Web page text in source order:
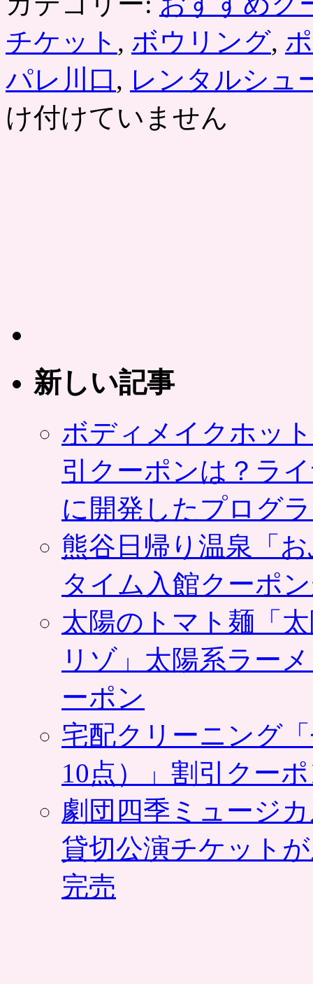
チケット , ボウリング,
パレ川口, レンタルシュ
け付けていません
新しい記事
ボディメイクホッ
引クーポンは？ラ
に開発したプログ
熊谷日帰り温泉「
タイム入館クーポ
太陽のトマト麺「
リゾ」太陽系ラー
ーポン
宅配クリーニング
10点）」割引クー
劇団四季ミュージ
貸切公演チケット
完売